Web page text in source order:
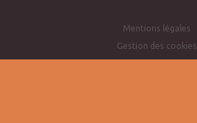
Mentions légales
Gestion des cookies